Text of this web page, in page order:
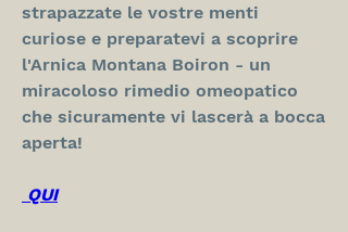
strapazzate le vostre menti
curiose e preparatevi a scoprire
l'Arnica Montana Boiron - un
miracoloso rimedio omeopatico
che sicuramente vi lascerà a bocca
aperta!
QUI